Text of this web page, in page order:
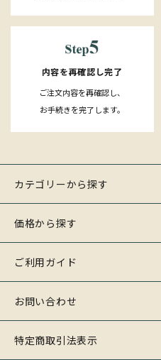
内容を再確認し完了
ご注文内容を再確認し、
お手続きを完了します。
カテゴリーから探す
価格から探す
ご利用ガイド
お問い合わせ
特定商取引法表示